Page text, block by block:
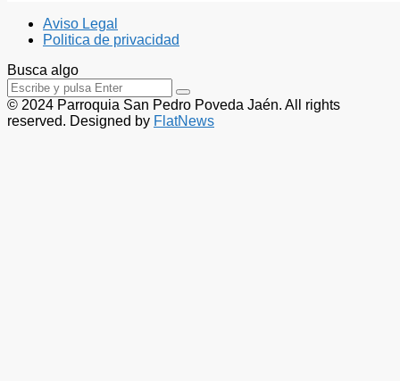
Aviso Legal
Politica de privacidad
Busca algo
© 2024 Parroquia San Pedro Poveda Jaén. All rights
reserved. Designed by FlatNews